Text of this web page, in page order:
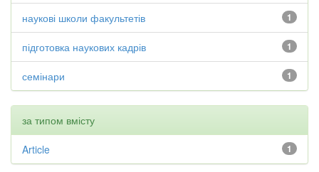
1
наукові школи факультетів
1
підготовка наукових кадрів
1
семінари
за типом вмісту
1
Article